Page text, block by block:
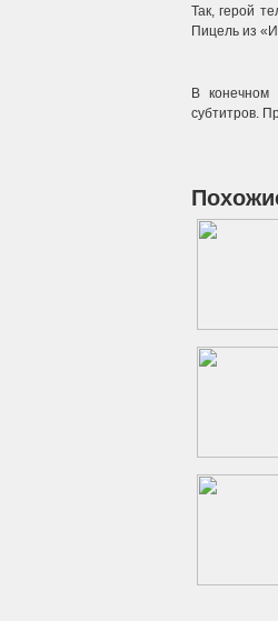
Так, герой
Пицель из
В конечном
субтитров.